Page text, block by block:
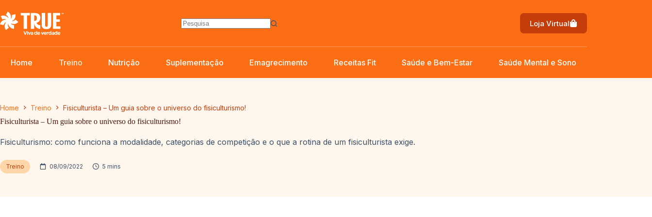
para
o
conteúdo
Loja Virtual
Home Treino Nutrição Suplementação Emagrecimento Receitas Fit Saúde e Bem-Estar Saúde Mental e Sono
Home Treino
Fisiculturista – Um guia sobre o universo do fisiculturismo!
Fisiculturista – Um guia sobre o universo do fisiculturismo!
Fisiculturismo: como funciona a modalidade, categorias de competição e o que a rotina de um fisiculturista exige.
Treino 08/09/2022 5 mins